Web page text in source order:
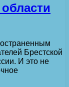
Брестской
И это не